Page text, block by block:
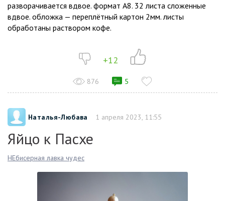
разворачивается вдвое. формат A8. 32 листа сложенные
вдвое. обложка — переплётный картон 2мм. листы
обработаны раствором кофе.
+12
876 5
Наталья-Любава 1 апреля 2023, 11:55
Яйцо к Пасхе
НЕбисерная лавка чудес